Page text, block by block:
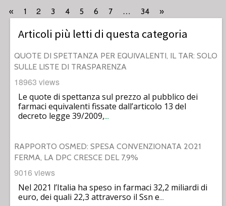
« 1 2 3 4 5 6 7 … 34 »
Articoli più letti di questa categoria
QUOTE DI SPETTANZA PER EQUIVALENTI, IL TAR: SOLO
SULLE LISTE DI TRASPARENZA
18963 views
Le quote di spettanza sul prezzo al pubblico dei
farmaci equivalenti fissate dall’articolo 13 del
decreto legge 39/2009,…
RAPPORTO OSMED: SPESA CONVENZIONATA 2021
FERMA, LA DPC CRESCE DEL 7,9%
9016 views
Nel 2021 l’Italia ha speso in farmaci 32,2 miliardi di
euro, dei quali 22,3 attraverso il Ssn e…